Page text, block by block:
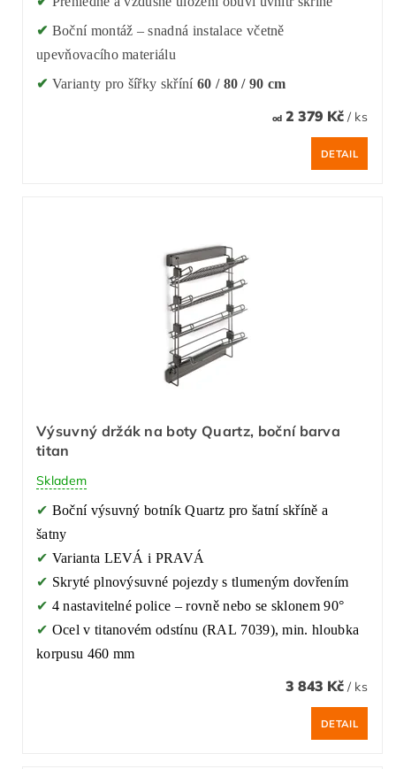
✔ Boční montáž – snadná instalace včetně
upevňovacího materiálu
✔ Varianty pro šířky skříní 60 / 80 / 90 cm
od2 379 Kč / ks
DETAIL
Výsuvný držák na boty Quartz, boční barva
titan
Skladem
✔ Boční výsuvný botník Quartz pro šatní skříně a
šatny
✔ Varianta LEVÁ i PRAVÁ
✔ Skryté plnovýsuvné pojezdy s tlumeným dovřením
✔ 4 nastavitelné police – rovně nebo se sklonem 90°
✔ Ocel v titanovém odstínu (RAL 7039), min. hloubka
korpusu 460 mm
3 843 Kč / ks
DETAIL